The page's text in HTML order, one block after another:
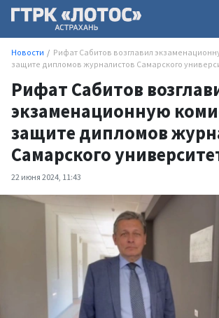
Новости
Рифат Сабитов возглавил
защите дипломов журналистов Самарского
Рифат Сабитов
экзаменационную
защите дипломов
Самарского
22 июня 2024, 11:43